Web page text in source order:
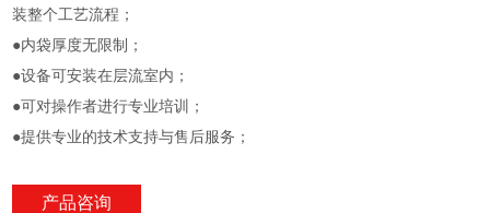
装整个工艺流程；
●内袋厚度无限制；
●设备可安装在层流室内；
●可对操作者进行专业培训；
●提供专业的技术支持与售后服务；
产品咨询